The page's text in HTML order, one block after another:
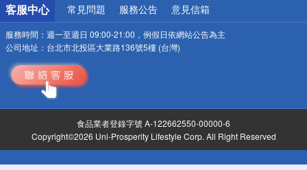
客服中心 常見問題 服務公告 意見信箱
服務時間： 週一至週日 09:00-21:00，例假日依網站公告為主
公司地址： 台北市北投區大業路136號5樓 (台灣)
食品業者登錄字號 A-122662550-00000-6
Copyright©2026 Uni-Prosperity Lifestyle Corp. All Right Reserved